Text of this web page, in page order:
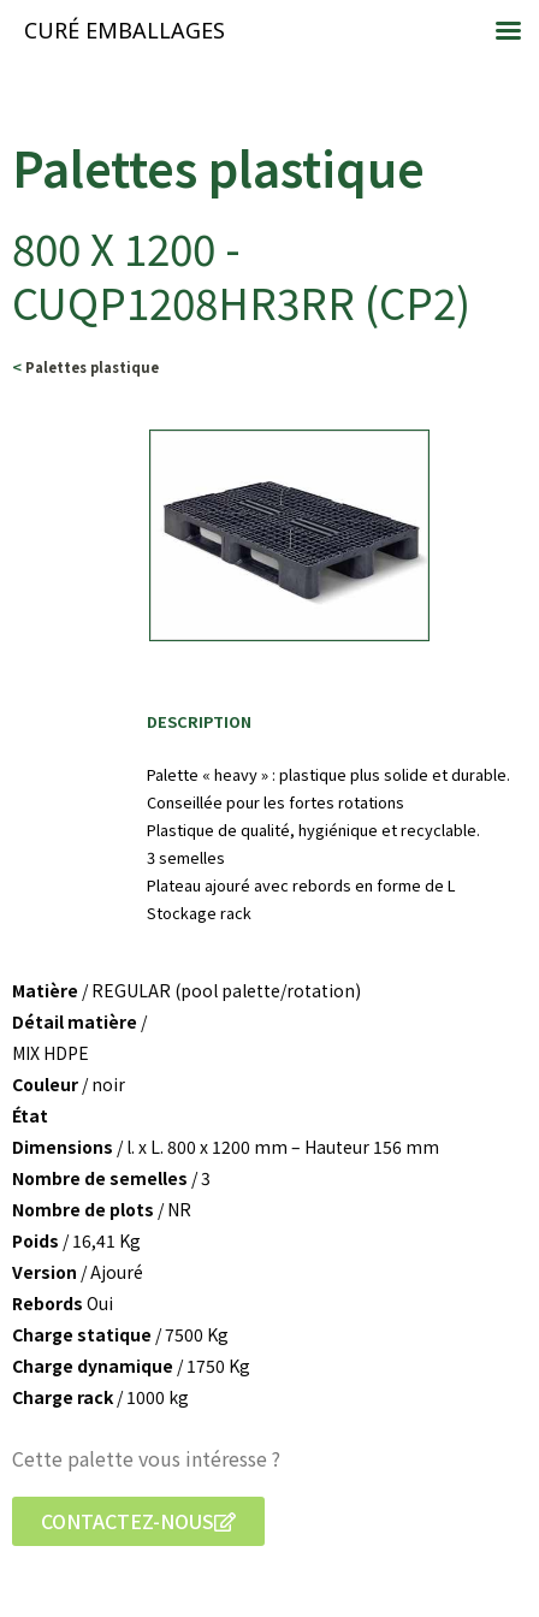
Palettes plastique
800 X 1200 -
CUQP1208HR3RR (CP2)
< Palettes plastique
DESCRIPTION
Palette « heavy » : plastique plus solide et durable.
Conseillée pour les fortes rotations
Plastique de qualité, hygiénique et recyclable.
3 semelles
Plateau ajouré avec rebords en forme de L
Stockage rack
Matière / REGULAR (pool palette/rotation)
Détail matière /
MIX HDPE
Couleur / noir
État
Dimensions / l. x L. 800 x 1200 mm – Hauteur 156 mm
Nombre de semelles / 3
Nombre de plots / NR
Poids / 16,41 Kg
Version / Ajouré
Rebords Oui
Charge statique / 7500 Kg
Charge dynamique / 1750 Kg
Charge rack/ 1000 kg
Cette palette vous intéresse ?
CONTACTEZ-NOUS
CURÉ EMBALLAGES